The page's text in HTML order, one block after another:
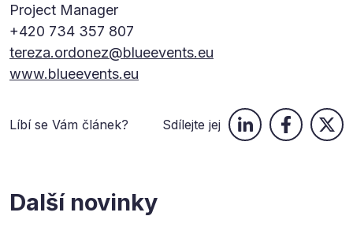
Project Manager
+420 734 357 807
tereza.ordonez@blueevents.eu
www.blueevents.eu
Líbí se Vám článek? Sdílejte jej
Další novinky